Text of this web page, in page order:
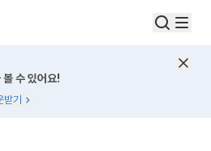
볼 수 있어요!
기